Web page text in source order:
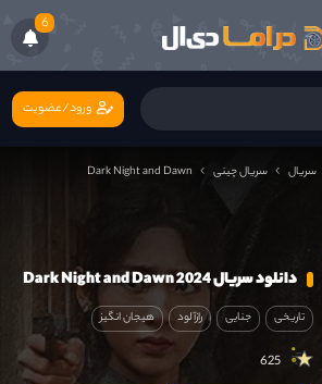
6
ورود/عضویت
سریال سریال چینی Dark Night and Dawn
دانلود سریال Dark Night and Dawn 2024
تاریخی جنایی رازآلود هیجان انگیز
625